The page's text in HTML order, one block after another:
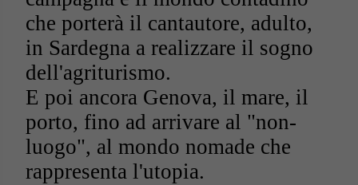
che porterà il cantautore, adulto,
in Sardegna a realizzare il sogno
dell'agriturismo.
E poi ancora Genova, il mare, il
porto, fino ad arrivare al "non-
luogo", al mondo nomade che
rappresenta l'utopia.